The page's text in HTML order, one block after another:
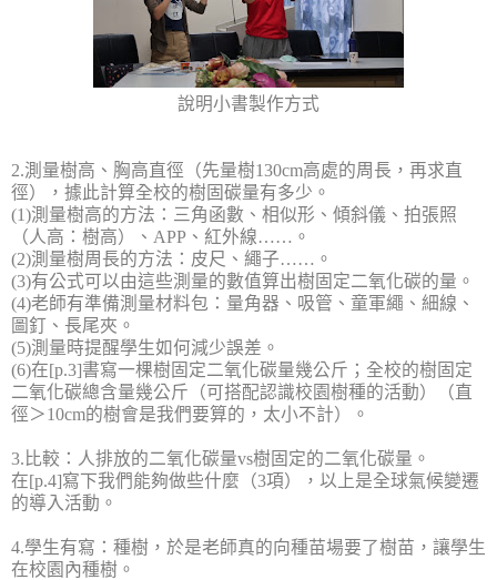
說明小書製作方式
2.測量樹高、胸高直徑（先量樹130cm高處的周長，再求直
徑），據此計算全校的樹固碳量有多少。
(1)測量樹高的方法：三角函數、相似形、傾斜儀、拍張照
（人高：樹高）、 APP 、紅外線…… 。
(2)測量樹周長的方法：皮尺、繩子…… 。
(3)有公式可以由這些測量的數值算出樹固定二氧化碳的量。
(4)老師有準備測量材料包：量角器、吸管、童軍繩、細線、
圖釘、長尾夾。
(5)測量時提醒學生如何減少誤差。
(6)在[p.3]書寫一棵樹固定二氧化碳量幾公斤；全校的樹固定
二氧化碳總含量幾公斤（可搭配認識校園樹種的活動）（直
徑＞10cm的樹會是我們要算的，太小不計）。
3. 比較：人排放的二氧化碳量vs樹固定的二氧化碳量。
在[p.4]寫下我們能夠做些什麼（3項），以上是全球氣候變遷
的導入活動。
4.學生有寫：種樹，於是老師真的向種苗場要了樹苗，讓學生
在校園內種樹。